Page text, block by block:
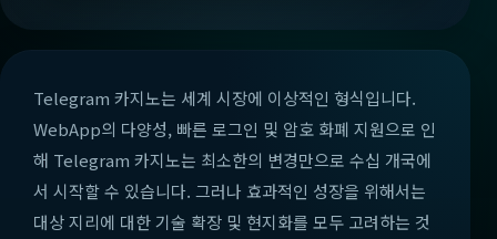
Telegram 카지노는 세계 시장에 이상적인 형식입니다.
WebApp의 다양성, 빠른 로그인 및 암호 화폐 지원으로 인
해 Telegram 카지노는 최소한의 변경만으로 수십 개국에
서 시작할 수 있습니다. 그러나 효과적인 성장을 위해서는
대상 지리에 대한 기술 확장 및 현지화를 모두 고려하는 것